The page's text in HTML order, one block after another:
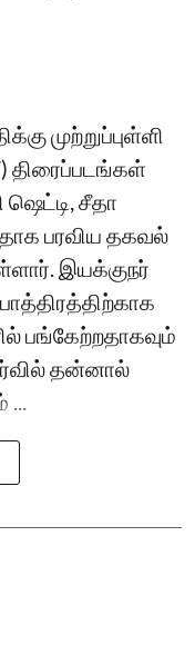
முற்றுப்புள்ளி
திரைப்படங்கள்
ஷெட்டி, சீதா
பரவிய தகவல்
இயக்குநர்
பங்கேற்றதாகவும்
தன்னால்
...